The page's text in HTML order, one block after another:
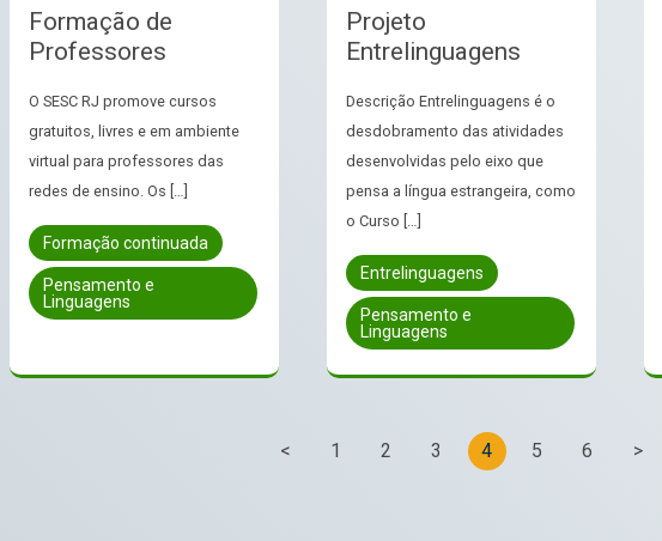
Formação de
Professores
O SESC RJ promove cursos
gratuitos, livres e em ambiente
virtual para professores das
redes de ensino. Os […]
Formação continuada
Pensamento e
Linguagens
Projeto
Entrelinguagens
Descrição Entrelinguagens é o
desdobramento das atividades
desenvolvidas pelo eixo que
pensa a língua estrangeira, como
o Curso […]
Entrelinguagens
Pensamento e
Linguagens
< 1 2 3 4 5 6 >